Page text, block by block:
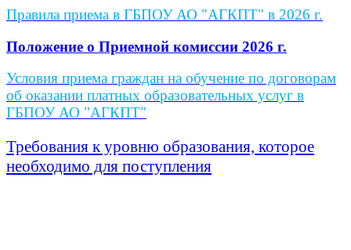
Правила приема в ГБПОУ АО "АГКПТ" в 2026 г.
Положение о Приемной комиссии 2026 г.
Условия приема граждан на обучение по договорам
об оказании платных образовательных услуг в
ГБПОУ АО "АГКПТ"
Требования к уровню образования, которое
необходимо для поступления